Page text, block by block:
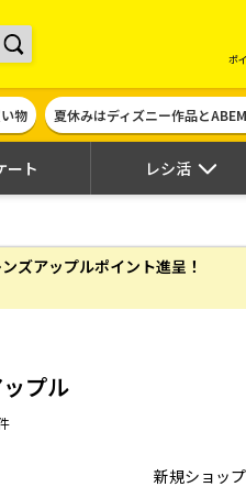
| ハピタス
ポ
物 夏休みはディズニー作品と
ート レシ活
ズアップルポイント進呈！
ップル
新規ショッ